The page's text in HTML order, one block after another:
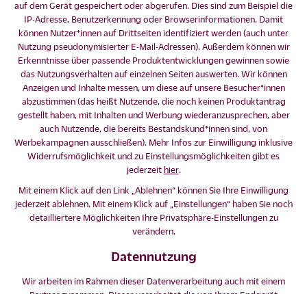
auf dem Gerät gespeichert oder abgerufen. Dies sind zum Beispiel die
IP-Adresse, Benutzerkennung oder Browserinformationen. Damit
können Nutzer*innen auf Drittseiten identifiziert werden (auch unter
Nutzung pseudonymisierter E-Mail-Adressen). Außerdem können wir
Erkenntnisse über passende Produktentwicklungen gewinnen sowie
das Nutzungsverhalten auf einzelnen Seiten auswerten. Wir können
Anzeigen und Inhalte messen, um diese auf unsere Besucher*innen
abzustimmen (das heißt Nutzende, die noch keinen Produktantrag
gestellt haben, mit Inhalten und Werbung wiederanzusprechen, aber
auch Nutzende, die bereits Bestandskund*innen sind, von
Werbekampagnen ausschließen). Mehr Infos zur Einwilligung inklusive
Widerrufsmöglichkeit und zu Einstellungsmöglichkeiten gibt es
jederzeit hier.
Mit einem Klick auf den Link „Ablehnen“ können Sie Ihre Einwilligung
jederzeit ablehnen. Mit einem Klick auf „Einstellungen“ haben Sie noch
detailliertere Möglichkeiten Ihre Privatsphäre-Einstellungen zu
verändern.
Datennutzung
Wir arbeiten im Rahmen dieser Datenverarbeitung auch mit einem